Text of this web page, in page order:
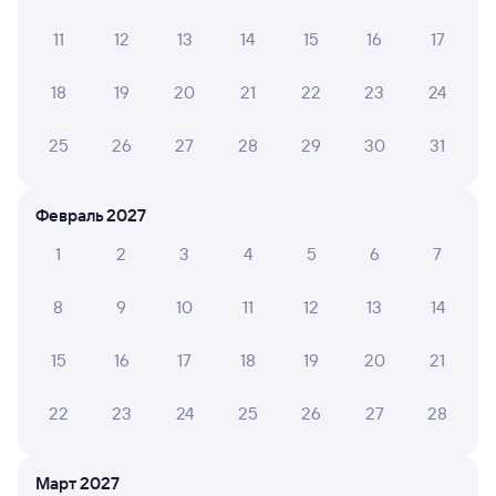
10 Наталья К.
Прохладно, свежо, тихо, проводница милая
10
23 июля 2026 • Поезд 089А
отзывчивая ,все объяснила и показала...С каждым
милых дам Чисто,всё вовремя!спасибо большое,
22 июля 2026 • Поезд 089А
11 12 13 14 15 16 17
18 19 20 21 22 23 24
25 26 27 28 29 30 31
Февраль 2027
1
2 3 4 5 6 7
8 9 10 11 12 13 14
15 16 17 18 19 20 21
22 23 24 25 26 27 28
Март 2027